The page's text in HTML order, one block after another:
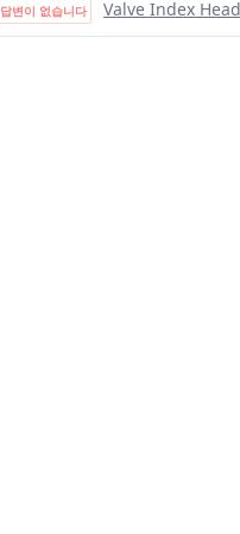
답변이 없습니다 Valve Index